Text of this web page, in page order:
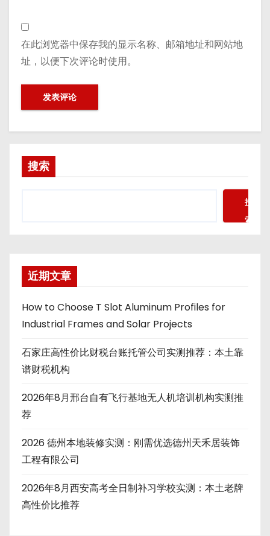
在此浏览器中保存我的显示名称、邮箱地址和网站地
址，以便下次评论时使用。
搜索
搜
索
近期文章
How to Choose T Slot Aluminum Profiles for
Industrial Frames and Solar Projects
石家庄高性价比财税台账托管公司实测推荐：本土靠
谱财税机构
2026年8月邢台自有飞行基地无人机培训机构实测推
荐
2026 德州本地装修实测：刚需优选德州天禾居装饰
工程有限公司
2026年8月西安高考全日制补习学校实测：本土老牌
高性价比推荐